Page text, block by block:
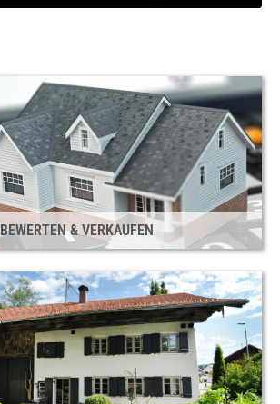
BEWERTEN & VERKAUFEN